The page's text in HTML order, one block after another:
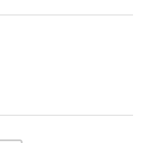
かりとした地厚コットン素材